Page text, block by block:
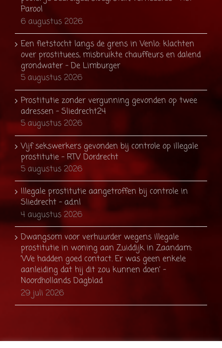
Parool
6 augustus 2026
Een fietstocht langs de grens in Venlo: klachten
over prostituees, misbruikte chauffeurs en dalend
grondwater - De Limburger
5 augustus 2026
Prostitutie zonder vergunning gevonden op twee
adressen - Sliedrecht24
5 augustus 2026
Vijf sekswerkers gevonden bij controle op illegale
prostitutie - RTV Dordrecht
5 augustus 2026
Illegale prostitutie aangetroffen bij controle in
Sliedrecht - ad.nl
4 augustus 2026
Dwangsom voor verhuurder wegens illegale
prostitutie in woning aan Zuiddijk in Zaandam:
’We hadden goed contact. Er was geen enkele
aanleiding dat hij dit zou kunnen doen’ -
Noordhollands Dagblad
29 juli 2026